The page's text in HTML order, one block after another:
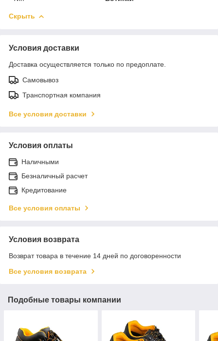
Скрыть
Условия доставки
Доставка осуществляется только по предоплате.
Самовывоз
Транспортная компания
Все условия доставки
Условия оплаты
Наличными
Безналичный расчет
Кредитование
Все условия оплаты
Условия возврата
Возврат товара в течение 14 дней по договоренности
Все условия возврата
Подобные товары компании